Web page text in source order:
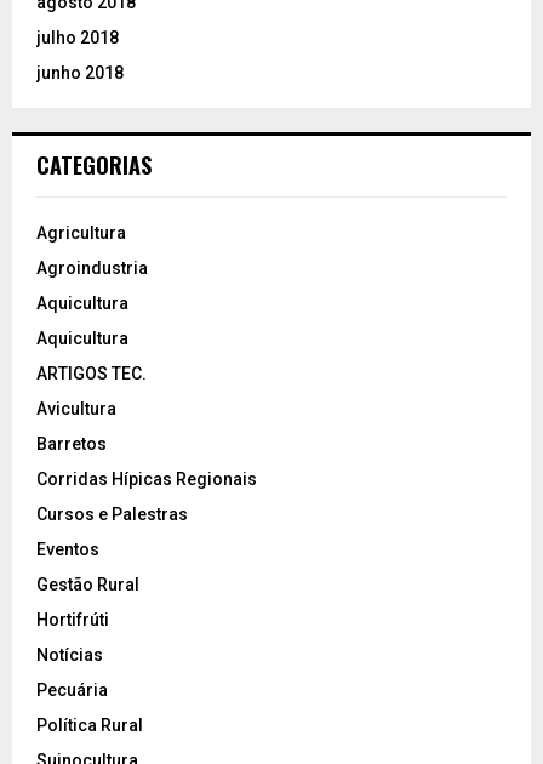
julho 2018
junho 2018
CATEGORIAS
Agricultura
Agroindustria
Aquicultura
Aquicultura
ARTIGOS TEC.
Avicultura
Barretos
Corridas Hípicas Regionais
Cursos e Palestras
Eventos
Gestão Rural
Hortifrúti
Notícias
Pecuária
Política Rural